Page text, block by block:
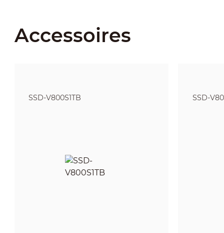
Accessoires
SSD-V800S1TB SSD-